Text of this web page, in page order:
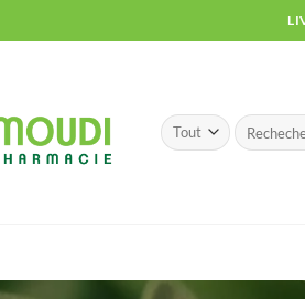
Recherche
pour :